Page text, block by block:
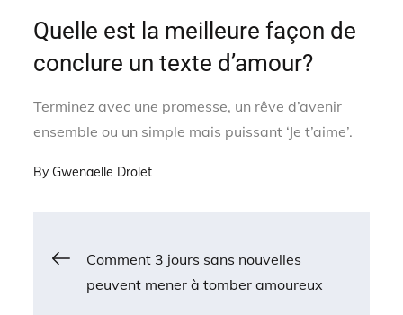
Quelle est la meilleure façon de
conclure un texte d’amour?
Terminez avec une promesse, un rêve d’avenir
ensemble ou un simple mais puissant ‘Je t’aime’.
ByGwenaelle Drolet
Navigation
Comment 3 jours sans nouvelles
peuvent mener à tomber amoureux